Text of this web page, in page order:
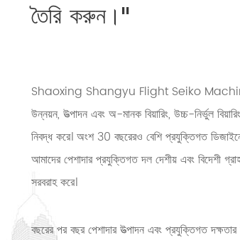
তৈরি করুন।"
Shaoxing Shangyu Flight Seiko Machinery
উন্নয়ন, উত্পাদন এবং অ-মানক বিয়ারিং, উচ্চ-নির্ভুল
নিবদ্ধ করে। অংশ 30 বছরেরও বেশি প্রযুক্তিগত
আমাদের পেশাদার প্রযুক্তিগত দল দেশীয় এবং বিদেশী
সরবরাহ করে।
বছরের পর বছর পেশাদার উত্পাদন এবং প্রযুক্তিগত